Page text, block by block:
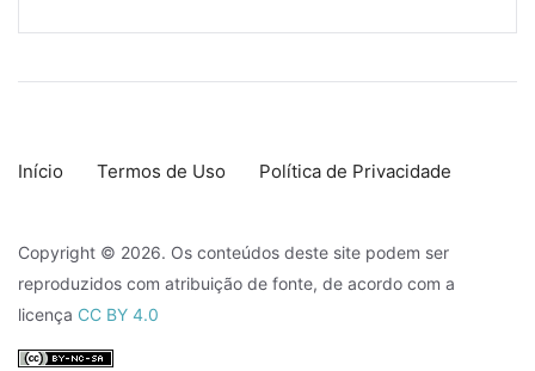
Início Termos de Uso Política de Privacidade
Copyright © 2026. Os conteúdos deste site podem ser
reproduzidos com atribuição de fonte, de acordo com a
licença CC BY 4.0